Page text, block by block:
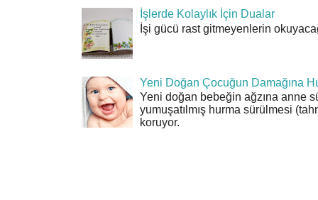
İşlerde Kolaylık İçin Dualar
İşi gücü rast gitmeyenlerin
Yeni Doğan Çocuğun Damağına
Yeni doğan bebeğin ağzına anne
yumuşatılmış hurma sürülmesi
koruyor.